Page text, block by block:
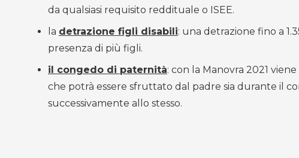
da qualsiasi requisito reddituale o ISEE.
la detrazione figli disabili: una detrazione fino a
presenza di più figli.
il congedo di paternità: con la Manovra 2021
che potrà essere sfruttato dal padre sia durante il
successivamente allo stesso.